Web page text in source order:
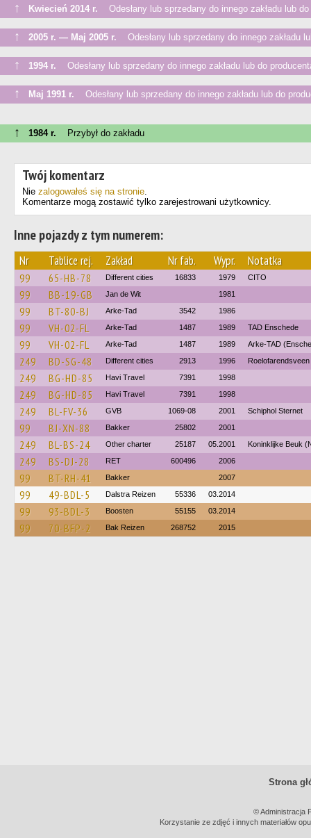
↑ Kwiecień 2014 r. Odesłany lub sprzedany do innego zakładu lub
↑ 2005 r. — Maj 2005 r. Odesłany lub sprzedany do innego zakładu
↑ 1994 r. Odesłany lub sprzedany do innego zakładu lub do
↑ Maj 1991 r. Odesłany lub sprzedany do innego zakładu lub do
↑ 1984 r. Przybył do zakładu
Twój komentarz
Nie zalogowałeś się na stronie.
Komentarze mogą zostawić tylko zarejestrowani użytkownicy.
Inne pojazdy z tym numerem:
Nr Tablice rej. Zakład Nr fab. Wypr. Notatka
99 65-HB-78 Different cities 16833 1979 CITO
99 BB-19-GB Jan de Wit 1981
99 BT-80-BJ Arke-Tad 3542 1986
99 VH-02-FL Arke-Tad 1487 1989 TAD Enschede
99 VH-02-FL Arke-Tad 1487 1989 Arke-TAD
249 BD-SG-48 Different cities 2913 1996 Roelofarendsveen
249 BG-HD-85 Havi Travel 7391 1998
249 BG-HD-85 Havi Travel 7391 1998
249 BL-FV-36 GVB 1069-08 2001 Schiphol Sternet
99 BJ-XN-88 Bakker 25802 2001
249 BL-BS-24 Other charter 25187 05.2001 Koninklijke Beuk
249 BS-DJ-28 RET 600496 2006
99 BT-RH-41 Bakker 2007
99 49-BDL-5 Dalstra Reizen 55336 03.2014
99 93-BDL-3 Boosten 55155 03.2014
99 70-BFP-2 Bak Reizen 268752 2015
Strona
© Administracja
Korzystanie ze zdjęć i innych materiałów